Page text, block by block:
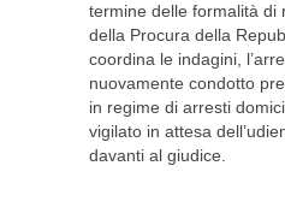
termine delle formalità di
della Procura della
coordina le indagini,
nuovamente condotto
in regime di arresti
vigilato in attesa
davanti al giudice.